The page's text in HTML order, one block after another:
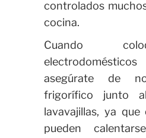
controlados
cocina.
Cuando
asegúrate de
frigorífico junto
lavavajillas, ya
pueden